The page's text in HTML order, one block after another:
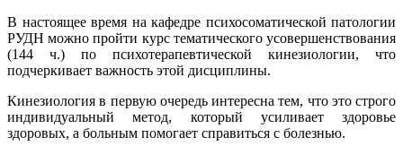
В настоящее время на кафедре психосоматической патологии
РУДН можно пройти курс тематического усовершенствования
(144 ч.) по психотерапевтической кинезиологии, что
подчеркивает важность этой дисциплины.
Кинезиология в первую очередь интересна тем, что это строго
индивидуальный метод, который усиливает здоровье
здоровых, а больным помогает справиться с болезнью.